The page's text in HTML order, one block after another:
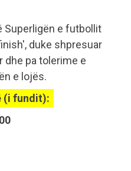
Superligën e futbollit
duke shpresuar
dhe pa tolerime e
e lojës.
(i fundit):